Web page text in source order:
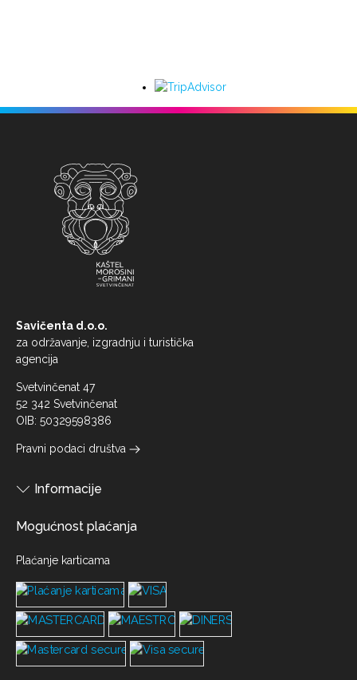
Savičenta d.o.o.
za održavanje, izgradnju i turistička
agencija
Svetvinčenat 47
52 342 Svetvinčenat
OIB: 50329598386
Pravni podaci društva
Informacije
Mogućnost plaćanja
Plaćanje karticama